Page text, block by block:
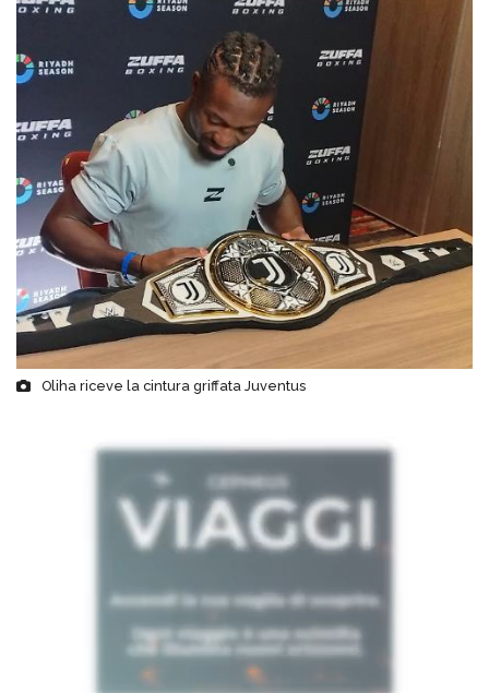
Oliha riceve la cintura griffata Juventus